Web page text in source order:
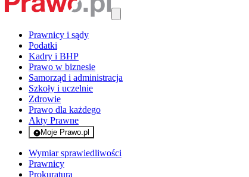
Prawnicy i sądy
Podatki
Kadry i BHP
Prawo w biznesie
Samorząd i administracja
Szkoły i uczelnie
Zdrowie
Prawo dla każdego
Akty Prawne
Moje Prawo.pl
- rejestracja i logowanie do serwisu
Wymiar sprawiedliwości
Prawnicy
Prokuratura